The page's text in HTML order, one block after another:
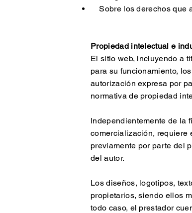
Sobre los derechos que
Propiedad intelectual e
El sitio web, incluyendo a
para su funcionamiento,
autorización expresa por
normativa de propiedad
Independientemente de la
comercialización, requiere
previamente por parte del
del autor.
Los diseños, logotipos,
propietarios, siendo ellos
todo caso, el prestador